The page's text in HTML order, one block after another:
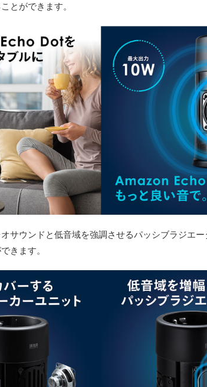
とができます。
サウンドと低音域を強調させるパッシブラジエ
きます。